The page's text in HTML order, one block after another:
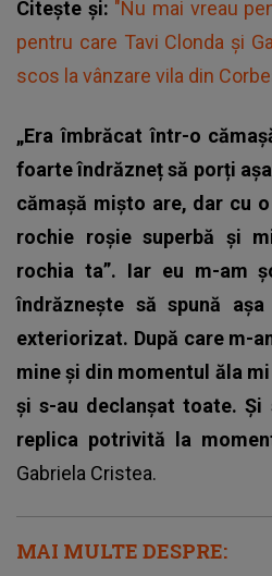
Citește și: "Nu mai vreau
pentru care Tavi Clonda și
scos la vânzare vila din
„Era îmbrăcat într-o
foarte îndrăzneț să porți
cămașă mișto are, dar cu
rochie roșie superbă și
rochia ta”. Iar eu m-am
îndrăznește să spună
exteriorizat. După care m-
mine și din momentul ăla
și s-au declanșat toate.
replica potrivită la
Gabriela Cristea.
MAI MULTE DESPRE: